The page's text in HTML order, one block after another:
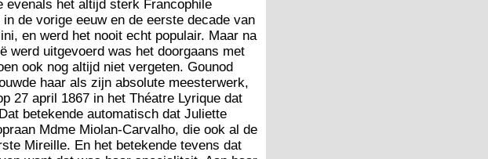
evenals het altijd sterk Francophile
de vorige eeuw en de eerste decade van
en werd het nooit echt populair. Maar na
werd uitgevoerd was het doorgaans met
ook nog altijd niet vergeten. Gounod
haar als zijn absolute meesterwerk,
27 april 1867 in het Théatre Lyrique dat
betekende automatisch dat Juliette
Mdme Miolan-Carvalho, die ook al de
Mireille. En het betekende tevens dat